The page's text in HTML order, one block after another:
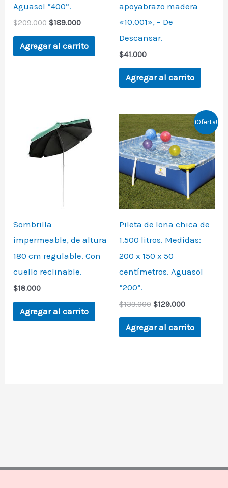
Aguasol “400”.
$209.000 $189.000
Agregar al carrito
apoyabrazo madera
«10.001», – De
Descansar.
$41.000
Agregar al carrito
Sombrilla
impermeable, de altura
180 cm regulable. Con
cuello reclinable.
$18.000
Agregar al carrito
¡Oferta!
Pileta de lona chica de
1.500 litros. Medidas:
200 x 150 x 50
centímetros. Aguasol
“200”.
$139.000
Original
price
was:
$139.000.
$129.000
Current
price
is:
$129.000.
Agregar al carrito